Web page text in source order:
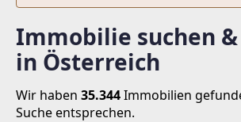
Immobilie suchen
in Österreich
Wir haben 35.344Immobilien
Suche entsprechen.